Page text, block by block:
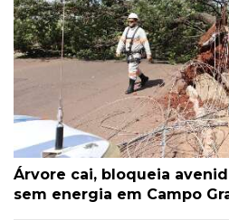
Árvore cai, bloqueia
sem energia em Campo